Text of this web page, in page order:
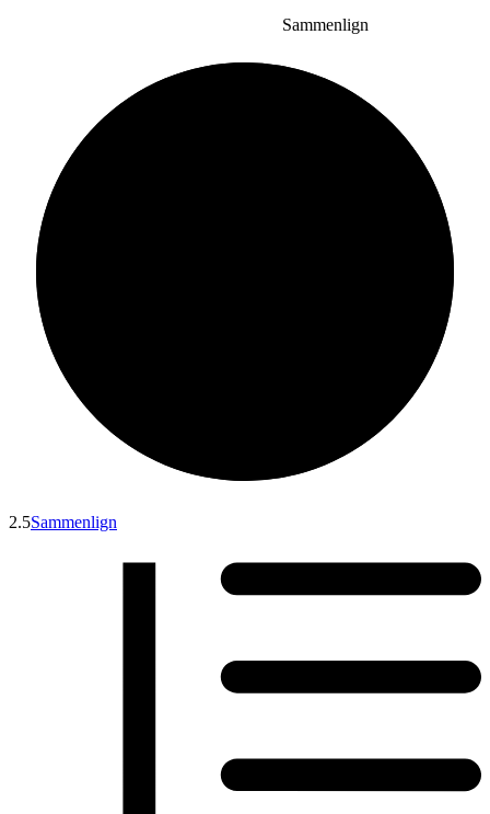
Sammenlign
2.5Sammenlign